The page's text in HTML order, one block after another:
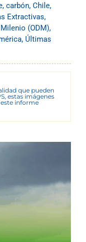
, carbón, Chile,
Extractivas,
(ODM),
, Últimas
que pueden
estas imágenes
informe